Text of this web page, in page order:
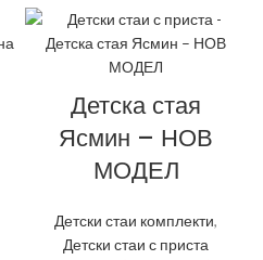
Детска стая
Ясмин – НОВ
МОДЕЛ
Детски стаи комплекти,
Детски стаи с приста